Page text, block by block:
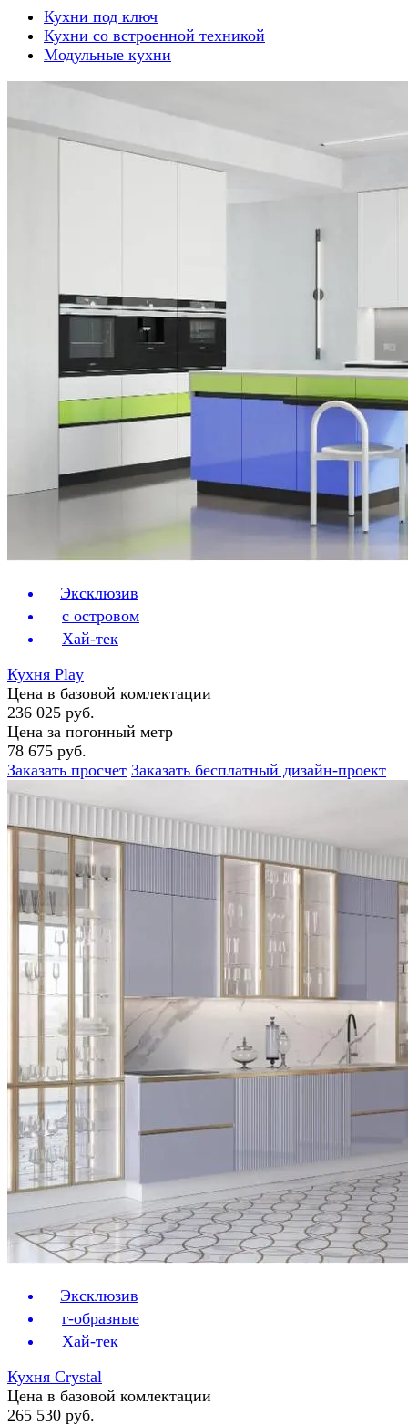
Кухни под ключ
Кухни со встроенной техникой
Модульные кухни
Эксклюзив
с островом
Хай-тек
Кухня Play
Цена в базовой комлектации
236 025 руб.
Цена за погонный метр
78 675 руб.
Заказать просчет Заказать бесплатный дизайн-проект
Эксклюзив
г-образные
Хай-тек
Кухня Crystal
Цена в базовой комлектации
265 530 руб.